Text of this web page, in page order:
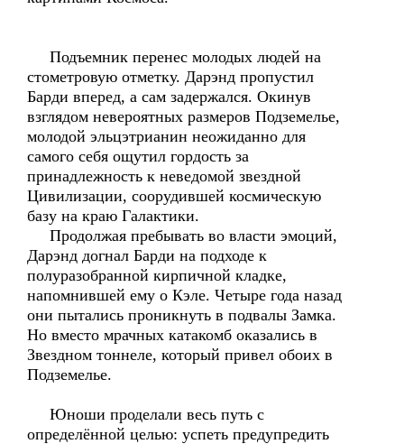
Подъемник перенес молодых людей на
стометровую отметку. Дарэнд пропустил
Барди вперед, а сам задержался. Окинув
взглядом невероятных размеров Подземелье,
молодой эльцэтрианин неожиданно для
самого себя ощутил гордость за
принадлежность к неведомой звездной
Цивилизации, соорудившей космическую
базу на краю Галактики.
Продолжая пребывать во власти эмоций,
Дарэнд догнал Барди на подходе к
полуразобранной кирпичной кладке,
напомнившей ему о Кэле. Четыре года назад
они пытались проникнуть в подвалы Замка.
Но вместо мрачных катакомб оказались в
Звездном тоннеле, который привел обоих в
Подземелье.
Юноши проделали весь путь с
определённой целью: успеть предупредить